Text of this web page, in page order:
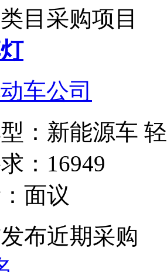
目采购项目
车公司
： 新能源车
： 16949
面议
布近期采购